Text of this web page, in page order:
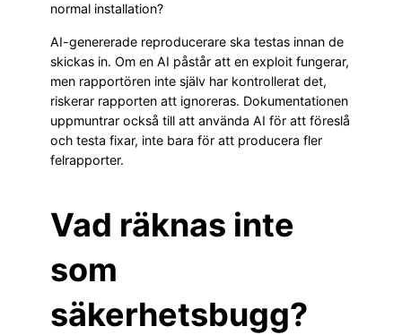
normal installation?
AI-genererade reproducerare ska testas innan de
skickas in. Om en AI påstår att en exploit fungerar,
men rapportören inte själv har kontrollerat det,
riskerar rapporten att ignoreras. Dokumentationen
uppmuntrar också till att använda AI för att föreslå
och testa fixar, inte bara för att producera fler
felrapporter.
Vad räknas inte
som
säkerhetsbugg?